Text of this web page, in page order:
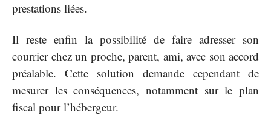
prestations liées.
Il reste enfin la possibilité de faire adresser son
courrier chez un proche, parent, ami, avec son accord
préalable. Cette solution demande cependant de
mesurer les conséquences, notamment sur le plan
fiscal pour l’hébergeur.